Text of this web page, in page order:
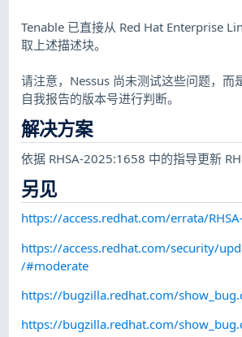
Tenable 已直接从 Red Hat Enterprise
取上述描述块。
请注意，Nessus 尚未测试这些问题，而
自我报告的版本号进行判断。
解决方案
依据 RHSA-2025:1658 中的指导更新
另见
https://access.redhat.com/errata/
https://access.redhat.com/security/
/#moderate
https://bugzilla.redhat.com/
https://bugzilla.redhat.com/